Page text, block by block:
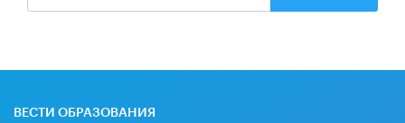
ВЕСТИ ОБРАЗОВАНИЯ